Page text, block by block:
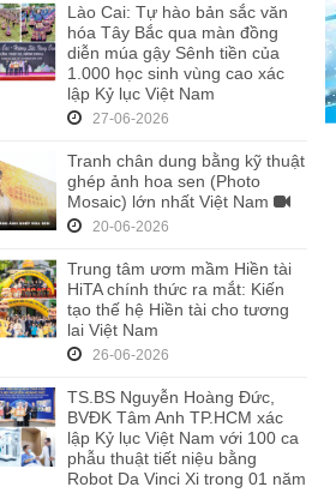
Lào Cai: Tự hào bản sắc văn
hóa Tây Bắc qua màn đồng
diễn múa gậy Sênh tiền của
1.000 học sinh vùng cao xác
lập Kỷ lục Việt Nam
27-06-2026
Tranh chân dung bằng kỹ thuật
ghép ảnh hoa sen (Photo
Mosaic) lớn nhất Việt Nam
20-06-2026
Trung tâm ươm mầm Hiền tài
HiTA chính thức ra mắt: Kiến
tạo thế hệ Hiền tài cho tương
lai Việt Nam
26-06-2026
TS.BS Nguyễn Hoàng Đức,
BVĐK Tâm Anh TP.HCM xác
lập Kỷ lục Việt Nam với 100 ca
phẫu thuật tiết niệu bằng
Robot Da Vinci Xi trong 01 năm